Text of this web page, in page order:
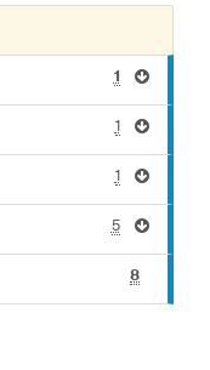
1
1
1
5
8